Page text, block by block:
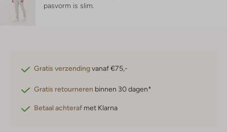
pasvorm is slim
Gratis verzendingvanaf €75,-
Gratis retourneren binnen 30 dagen*
Betaal achteraf met Klarna